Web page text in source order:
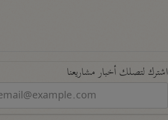
اشترك لتصلك أخبار مشاريعنا